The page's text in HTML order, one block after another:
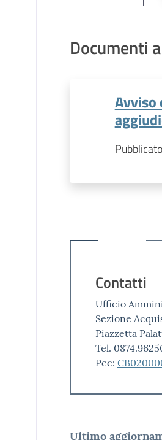
Documenti
Avviso
Contatti
Ufficio
Sezione
Piazzetta
Tel.
Pec:
Ultimo